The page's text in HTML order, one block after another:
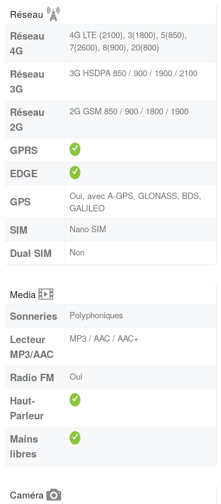
Réseau
Réseau
4G
4G LTE (2100), 3(1800), 5(850),
7(2600), 8(900), 20(800)
Réseau
3G
3G HSDPA 850 / 900 / 1900 / 2100
Réseau
2G
2G GSM 850 / 900 / 1800 / 1900
GPRS
EDGE
GPS
Oui, avec A-GPS, GLONASS, BDS,
GALILEO
SIM Nano SIM
Dual SIM Non
Media
Sonneries Polyphoniques
Lecteur
MP3/AAC
MP3 / AAC / AAC+
Radio FM Oui
Haut-
Parleur
Mains
libres
Caméra